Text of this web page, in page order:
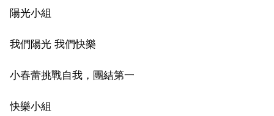
陽光小組
我們陽光 我們快樂
小春蕾挑戰自我，團結第一
快樂小組